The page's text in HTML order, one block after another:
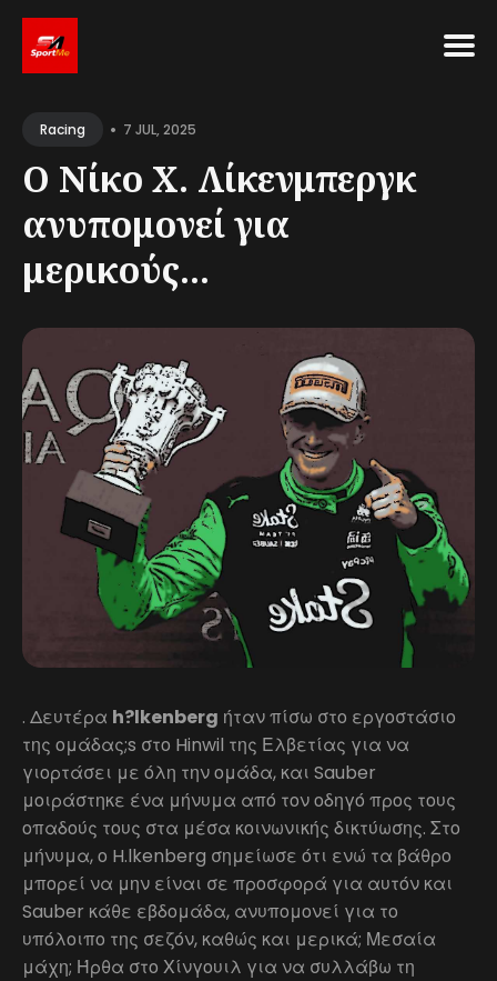
forRacing • 7 JUL, 2025
Ο Νίκο Χ. Λίκενμπεργκ
ανυπομονεί για
μερικούς...
. Δευτέρα h?lkenberg ήταν πίσω στο εργοστάσιο
της ομάδας;s στο Hinwil της Ελβετίας για να
γιορτάσει με όλη την ομάδα, και Sauber
μοιράστηκε ένα μήνυμα από τον οδηγό προς τους
οπαδούς τους στα μέσα κοινωνικής δικτύωσης. Στο
μήνυμα, ο H.lkenberg σημείωσε ότι ενώ τα βάθρο
μπορεί να μην είναι σε προσφορά για αυτόν και
Sauber κάθε εβδομάδα, ανυπομονεί για το
υπόλοιπο της σεζόν, καθώς και μερικά; Μεσαία
μάχη; Ήρθα στο Χίνγουιλ για να συλλάβω τη